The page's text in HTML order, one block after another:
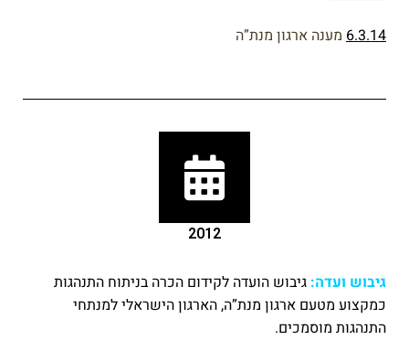
6.3.14 מענה ארגון מנת”ה
2012
גיבוש ועדה: גיבוש הועדה לקידום הכרה בניתוח התנהגות
כמקצוע מטעם ארגון מנת”ה, הארגון הישראלי למנתחי
התנהגות מוסמכים.